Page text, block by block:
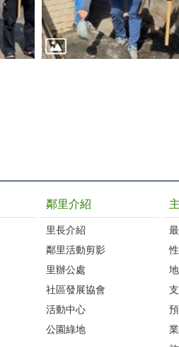
鄰里介紹
里長介紹
鄰里活動剪影
里辦公處
社區發展協會
活動中心
公園綠地